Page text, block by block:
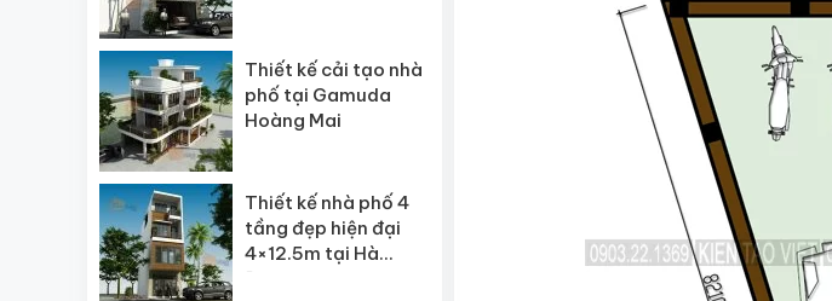
Thiết kế cải tạo nhà
phố tại Gamuda
Hoàng Mai
Thiết kế nhà phố 4
tầng đẹp hiện đại
4×12.5m tại Hà